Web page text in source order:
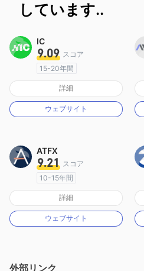
しています..
IC
9.09 スコア
15-20年間
オーストラリア規制
マーケットメイキングライセンス（MM）
MT4フルライセンス
詳細
ウェブサイト
ATFX
9.21 スコア
10-15年間
オーストラリア規制
マーケットメイキングライセンス（MM）
MT4フルライセンス
詳細
ウェブサイト
外部リンク